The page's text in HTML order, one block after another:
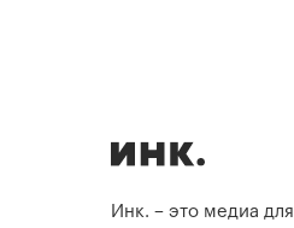
Инк. – это медиа